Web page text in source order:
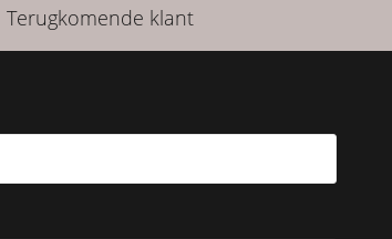
Terugkomende klant